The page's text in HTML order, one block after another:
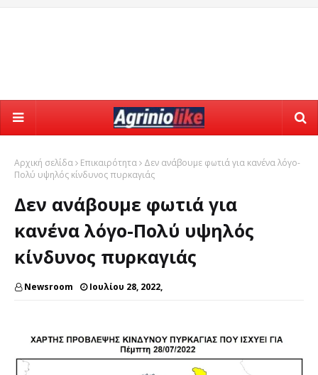
Αρχική σελίδα Επικαιρότητα
Δεν ανάβουμε φωτιά για κανένα λόγο-
Πολύ υψηλός κίνδυνος πυρκαγιάς
Δεν ανάβουμε φωτιά για
κανένα λόγο-Πολύ υψηλός
κίνδυνος πυρκαγιάς
Newsroom Ιουλίου 28, 2022,